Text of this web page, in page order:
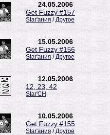
24.05.2006
Get Fuzzy #157
Star'ания /Другое
15.05.2006
Get Fuzzy #156
Star'ания /Другое
12.05.2006
12, 23, 42
Star'CH
10.05.2006
Get Fuzzy #155
Star'ания /Другое